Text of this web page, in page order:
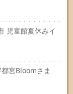
児童館夏休みイ
宮Bloomさま